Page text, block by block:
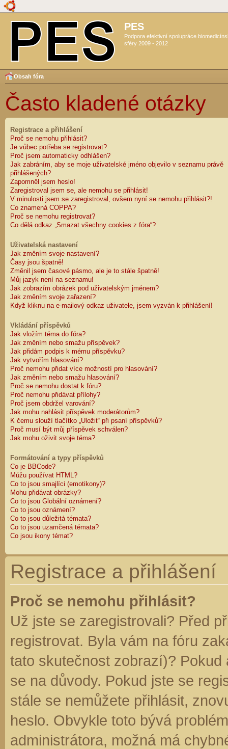
PES
Podpora efektivní spolupráce
sféry 2009 - 2012
Obsah fóra
Často kladené otázky
Registrace a přihlášení
Proč se nemohu přihlásit?
Je vůbec potřeba se registrovat?
Proč jsem automaticky odhlášen?
Jak zabráním, aby se moje uživatelské jméno objevilo v seznamu právě
přihlášených?
Zapomněl jsem heslo!
Zaregistroval jsem se, ale nemohu se přihlásit!
V minulosti jsem se zaregistroval, ovšem nyní se nemohu přihlásit?!
Co znamená COPPA?
Proč se nemohu registrovat?
Co dělá odkaz „Smazat všechny cookies z fóra“?
Uživatelská nastavení
Jak změním svoje nastavení?
Časy jsou špatně!
Změnil jsem časové pásmo, ale je to stále špatně!
Můj jazyk není na seznamu!
Jak zobrazím obrázek pod uživatelským jménem?
Jak změním svoje zařazení?
Když kliknu na e-mailový odkaz uživatele, jsem vyzván k přihlášení!
Vkládání příspěvků
Jak vložím téma do fóra?
Jak změním nebo smažu příspěvek?
Jak přidám podpis k mému příspěvku?
Jak vytvořím hlasování?
Proč nemohu přidat více možností pro hlasování?
Jak změním nebo smažu hlasování?
Proč se nemohu dostat k fóru?
Proč nemohu přidávat přílohy?
Proč jsem obdržel varování?
Jak mohu nahlásit příspěvek moderátorům?
K čemu slouží tlačítko „Uložit“ při psaní příspěvků?
Proč musí být můj příspěvek schválen?
Jak mohu oživit svoje téma?
Formátování a typy příspěvků
Co je BBCode?
Můžu používat HTML?
Co to jsou smajlíci (emotikony)?
Mohu přidávat obrázky?
Co to jsou Globální oznámení?
Co to jsou oznámení?
Co to jsou důležitá témata?
Co to jsou uzamčená témata?
Co jsou ikony témat?
Registrace a přihlášení
Proč se nemohu přihlásit?
Už jste se zaregistrovali? Před
registrovat. Byla vám na fóru
tato skutečnost zobrazí)?
se na důvody. Pokud jste se
stále se nemůžete přihlásit,
heslo. Obvykle toto bývá
administrátora, možná má